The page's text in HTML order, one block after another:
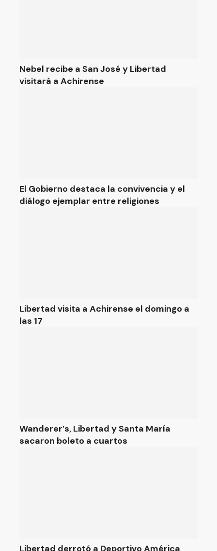
Nebel recibe a San José y Libertad
visitará a Achirense
El Gobierno destaca la convivencia y el
diálogo ejemplar entre religiones
Libertad visita a Achirense el domingo a
las 17
Wanderer’s, Libertad y Santa María
sacaron boleto a cuartos
Libertad derrotó a Deportivo América